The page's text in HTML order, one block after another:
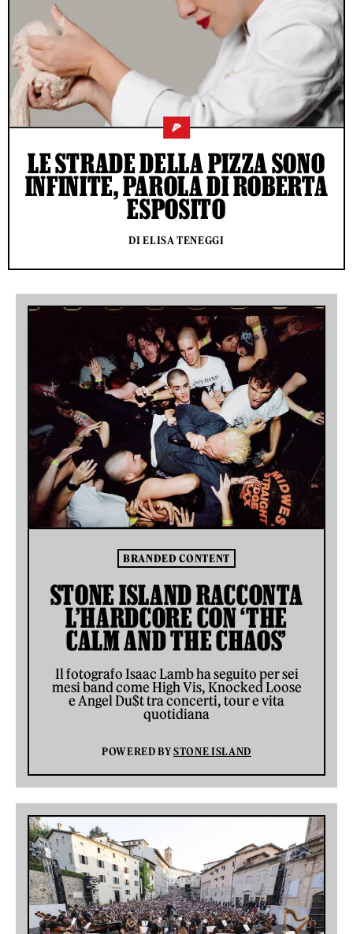
🍕
LE STRADE DELLA PIZZA SONO
INFINITE, PAROLA DI ROBERTA
ESPOSITO
DI ELISA TENEGGI
BRANDED CONTENT
STONE ISLAND RACCONTA
L’HARDCORE CON ‘THE
CALM AND THE CHAOS’
Il fotografo Isaac Lamb ha seguito per sei
mesi band come High Vis, Knocked Loose
e Angel Du$t tra concerti, tour e vita
quotidiana
POWERED BYSTONE ISLAND